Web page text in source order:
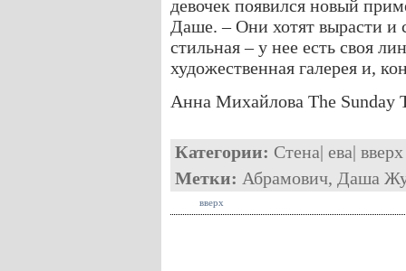
девочек появился новый
Даше. – Они хотят вырасти и
стильная – у нее есть своя
художественная галерея и,
Анна Михайлова The Sunday
Категории: Стена| ева| вверх
Метки: Абрамович, Даша
вверх